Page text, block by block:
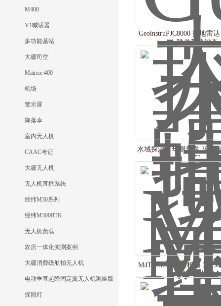
M400
V1喊话器
多功能基站
大疆司空
Matrice 400
机场
警示屏
降落伞
室内无人机
CAAC考证
大疆无人机
无人机直播系统
经纬M30系列
经纬M300RTK
无人机负载
农房一体化实测案例
大疆消费级航拍无人机
电动垂直起降固定翼无人机测绘版
探照灯
GeoinstruPJC8000 探地雷
隧道裂缝排查
水域探测：华测华微 3Pro
船
M4TD/M4D大疆机场 3 +
自动化巡检组合